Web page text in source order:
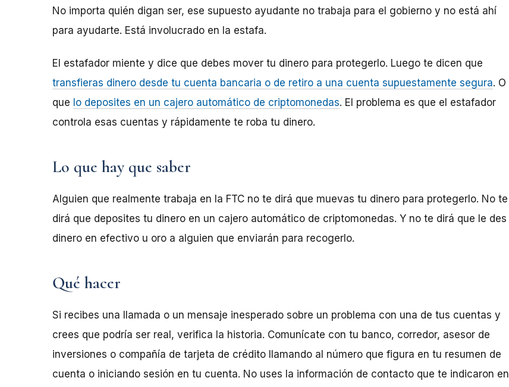
No importa quién digan ser, ese supuesto ayudante no trabaja para el gobierno y no está ahí
para ayudarte. Está involucrado en la estafa.
El estafador miente y dice que debes mover tu dinero para protegerlo. Luego te dicen que
transfieras dinero desde tu cuenta bancaria o de retiro a una cuenta supuestamente segura. O
que lo deposites en un cajero automático de criptomonedas. El problema es que el estafador
controla esas cuentas y rápidamente te roba tu dinero.
Lo que hay que saber
Alguien que realmente trabaja en la FTC no te dirá que muevas tu dinero para protegerlo. No te
dirá que deposites tu dinero en un cajero automático de criptomonedas. Y no te dirá que le des
dinero en efectivo u oro a alguien que enviarán para recogerlo.
Qué hacer
Si recibes una llamada o un mensaje inesperado sobre un problema con una de tus cuentas y
crees que podría ser real, verifica la historia. Comunícate con tu banco, corredor, asesor de
inversiones o compañía de tarjeta de crédito llamando al número que figura en tu resumen de
cuenta o iniciando sesión en tu cuenta. No uses la información de contacto que te indicaron en